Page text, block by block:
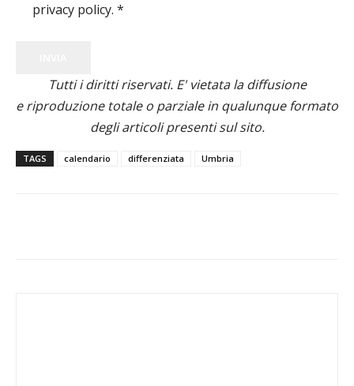
privacy policy. *
Tutti i diritti riservati. E' vietata la diffusione
e riproduzione totale o parziale in qualunque formato
degli articoli presenti sul sito.
TAGS calendario differenziata Umbria